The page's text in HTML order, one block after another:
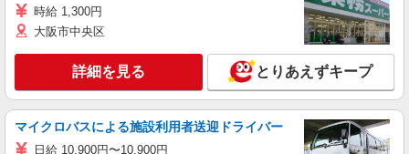
時給 1,300円
大阪市中央区
詳細を見る とりあえずキープ
マイクロバスによる施設利用者送迎ドライバー
日給 10,900円〜10,900円